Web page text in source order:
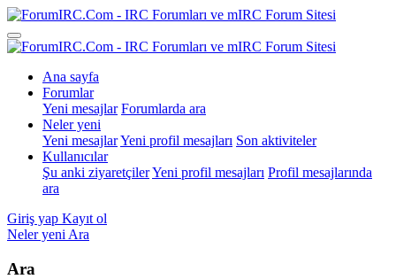
Ana sayfa
Forumlar
Yeni mesajlar Forumlarda ara
Neler yeni
Yeni mesajlarYeni profil mesajları Son aktiviteler
Kullanıcılar
Şu anki ziyaretçilerYeni profil mesajları Profil mesajlarında
ara
Giriş yap Kayıt ol
Neler yeni Ara
Ara